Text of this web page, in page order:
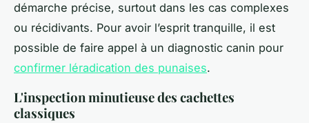
démarche précise, surtout dans les cas complexes
ou récidivants. Pour avoir l’esprit tranquille, il est
possible de faire appel à un diagnostic canin pour
confirmer léradication des punaises.
L'inspection minutieuse des cachettes
classiques